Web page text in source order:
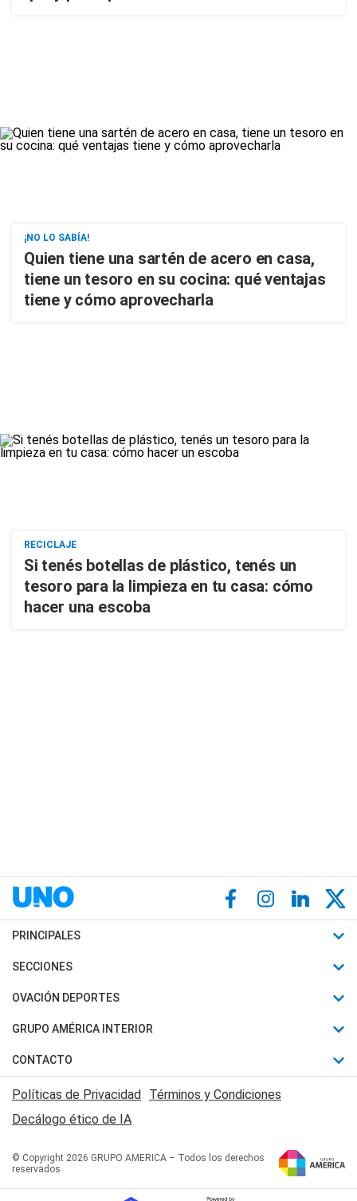
¡NO LO SABÍA!
Quien tiene una sartén de acero en casa,
tiene un tesoro en su cocina: qué ventajas
tiene y cómo aprovecharla
RECICLAJE
Si tenés botellas de plástico, tenés un
tesoro para la limpieza en tu casa: cómo
hacer una escoba
PRINCIPALES
Últimas Noticias
Política
Judiciales
Economia
SECCIONES
Horóscopo
Motores
Trucos caseros
Series y Películas
Edictos y Solicitadas
OVACIÓN DEPORTES
Fútbol
Mundial
Automovilismo
Rugby
Básquet
GRUPO AMÉRICA INTERIOR
Canal 7 en Vivo
San Juan 8
CONTACTO
Acerca de Nosotros
Contactanos
Políticas de Privacidad Términos y Condiciones
Decálogo ético de IA
© Copyright 2026 GRUPO AMERICA – Todos los derechos
reservados